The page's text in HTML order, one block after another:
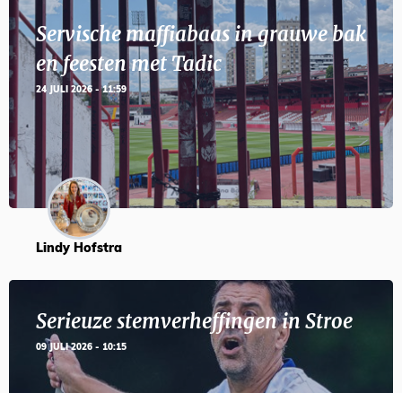
Servische maffiabaas in grauwe bak
en feesten met Tadic
24 JULI 2026 - 11:59
Lindy Hofstra
Serieuze stemverheffingen in Stroe
09 JULI 2026 - 10:15